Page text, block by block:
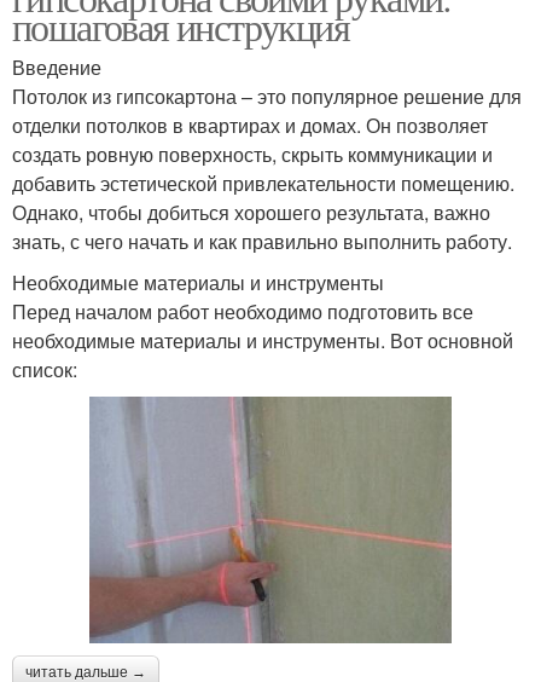
пошаговая инструкция
Введение
Потолок из гипсокартона – это популярное решение для
отделки потолков в квартирах и домах. Он позволяет
создать ровную поверхность, скрыть коммуникации и
добавить эстетической привлекательности помещению.
Однако, чтобы добиться хорошего результата, важно
знать, с чего начать и как правильно выполнить работу.
Необходимые материалы и инструменты
Перед началом работ необходимо подготовить все
необходимые материалы и инструменты. Вот основной
список:
читать дальше →